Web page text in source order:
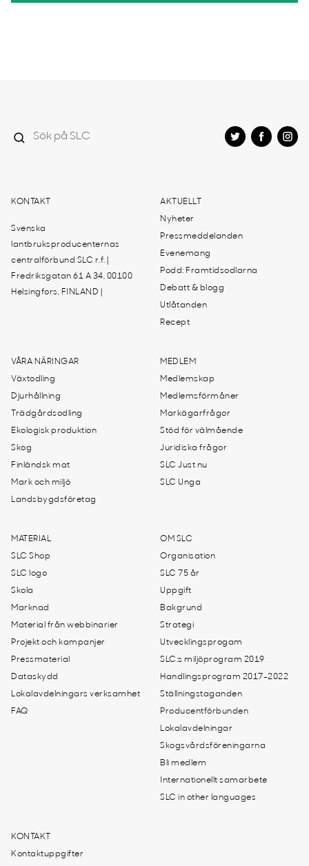
KONTAKT
Svenska
lantbruksproducenternas
centralförbund SLC r.f. |
Fredriksgatan 61 A 34, 00100
Helsingfors, FINLAND |
AKTUELLT
Nyheter
Pressmeddelanden
Evenemang
Podd: Framtidsodlarna
Debatt & blogg
Utlåtanden
Recept
VÅRA NÄRINGAR
Växtodling
Djurhållning
Trädgårdsodling
Ekologisk produktion
Skog
Finländsk mat
Mark och miljö
Landsbygdsföretag
MEDLEM
Medlemskap
Medlemsförmåner
Markägarfrågor
Stöd för välmående
Juridiska frågor
SLC Just nu
SLC Unga
MATERIAL
SLC Shop
SLC logo
Skola
Marknad
Material från webbinarier
Projekt och kampanjer
Pressmaterial
Dataskydd
Lokalavdelningars verksamhet
FAQ
OM SLC
Organisation
SLC 75 år
Uppgift
Bakgrund
Strategi
Utvecklingsprogam
SLC:s miljöprogram 2019
Handlingsprogram 2017-2022
Ställningstaganden
Producentförbunden
Lokalavdelningar
Skogsvårdsföreningarna
Bli medlem
Internationellt samarbete
SLC in other languages
KONTAKT
Kontaktuppgifter